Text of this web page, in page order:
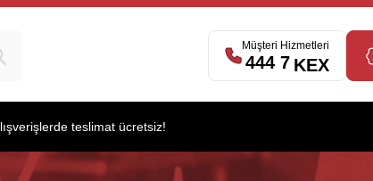
Müşteri Hizmetleri
444 7
539
KEX
teslimat ücretsiz!